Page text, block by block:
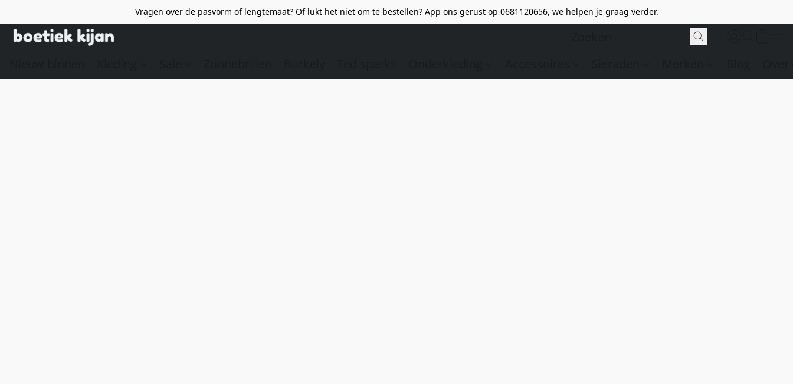
Vragen over de pasvorm of lengtemaat? Of lukt het niet om te bestellen? App ons gerust op 0681120656, we helpen je graag verder.